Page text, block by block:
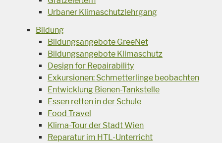
Urbaner Klimaschutzlehrgang
Bildung
Bildungsangebote GreeNet
Bildungsangebote Klimaschutz
Design for Repairability
Exkursionen: Schmetterlinge beobachten
Entwicklung Bienen-Tankstelle
Essen retten in der Schule
Food Travel
Klima-Tour der Stadt Wien
Reparatur im HTL-Unterricht